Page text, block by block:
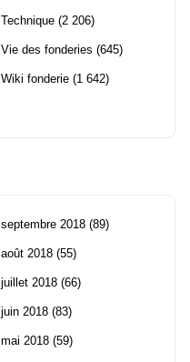
Technique (2 206)
Vie des fonderies (645)
Wiki fonderie (1 642)
septembre 2018 (89)
août 2018 (55)
juillet 2018 (66)
juin 2018 (83)
mai 2018 (59)